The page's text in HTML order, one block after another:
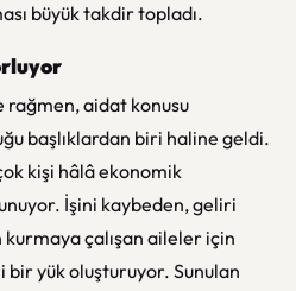
büyük takdir topladı.
rağmen, aidat konusu
başlıklardan biri haline geldi.
kişi hâlâ ekonomik
İşini kaybeden, geliri
çalışan aileler için
yük oluşturuyor. Sunulan